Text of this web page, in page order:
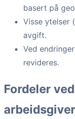
basert på
Visse ytelser
avgift.
Ved
revideres.
Fordeler